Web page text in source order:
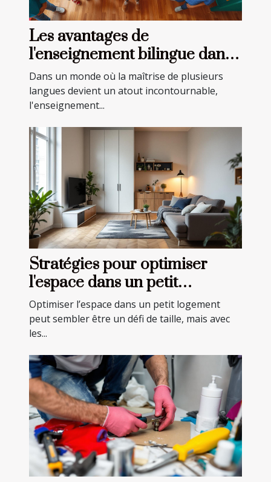
Les avantages de
l'enseignement bilingue dans
les écoles privées
Dans un monde où la maîtrise de plusieurs
langues devient un atout incontournable,
l'enseignement...
Stratégies pour optimiser
l'espace dans un petit
logement
Optimiser l’espace dans un petit logement
peut sembler être un défi de taille, mais avec
les...